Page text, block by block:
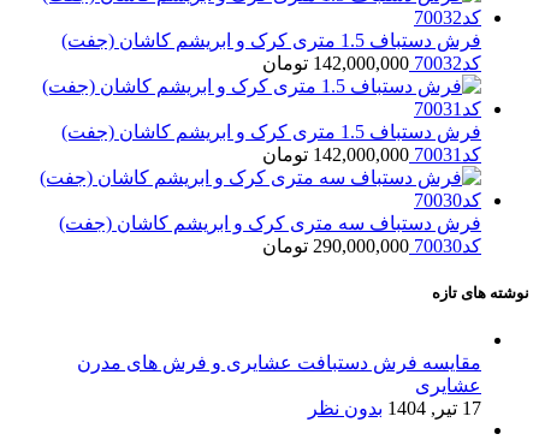
فرش دستباف 1.5 متری کرک و ابریشم کاشان (جفت)
کد70032
142,000,000 تومان
فرش دستباف 1.5 متری کرک و ابریشم کاشان (جفت)
کد70031
142,000,000 تومان
فرش دستباف سه متری کرک و ابریشم کاشان (جفت)
کد70030
290,000,000 تومان
نوشته های تازه
مقایسه فرش دستبافت عشایری و فرش های مدرن
عشایری
17 تیر, 1404
بدون نظر